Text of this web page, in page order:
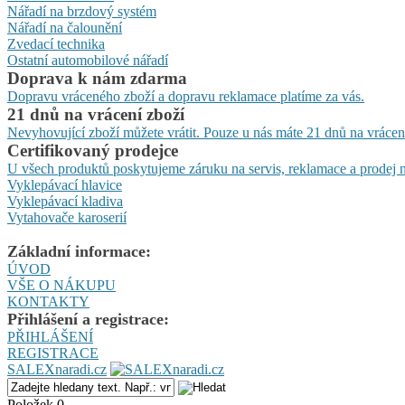
Nářadí na brzdový systém
Nářadí na čalounění
Zvedací technika
Ostatní automobilové nářadí
Doprava k nám zdarma
Dopravu vráceného zboží a dopravu reklamace platíme za vás.
21 dnů na vrácení zboží
Nevyhovující zboží můžete vrátit. Pouze u nás máte 21 dnů na
Certifikovaný prodejce
U všech produktů poskytujeme záruku na servis, reklamace a prodej
Vyklepávací hlavice
Vyklepávací kladiva
Vytahovače karoserií
Základní informace:
ÚVOD
VŠE O NÁKUPU
KONTAKTY
Přihlášení a registrace:
PŘIHLÁŠENÍ
REGISTRACE
SALEXnaradi.cz